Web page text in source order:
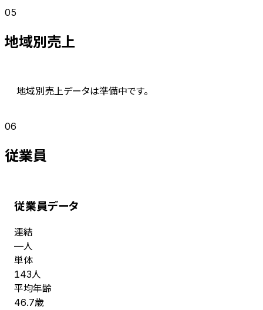
05
地域別売上
地域別売上データは準備中です。
06
従業員
従業員データ
連結
—人
単体
143人
平均年齢
46.7歳